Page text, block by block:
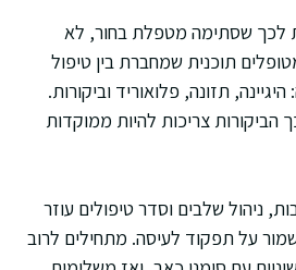
לכך שסתימה מטפלת בחור, לא
תוכנית שמחברת בין טיפול
תזונה, פלואוריד וביקורות.
הביקורות צריכות להיות ממוקדות
ניהול שלבים וסדר טיפולים עוזר
על תפקוד לעיסה. מתחילים לרוב